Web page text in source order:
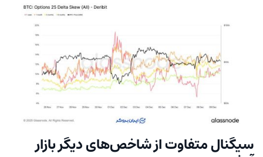
سیگنال متفاوت از شاخص‌های دیگر بازار